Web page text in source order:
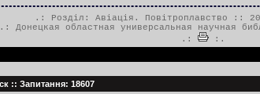
.: Розділ: Авіація. Повітроплавство ::
.: Донецкая областная универсальная научная
.:
:.
:: Запитання: 18607